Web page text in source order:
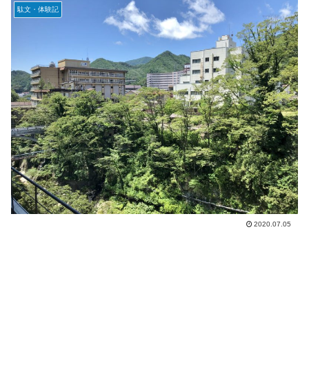
駄文・体験記
2020.07.05